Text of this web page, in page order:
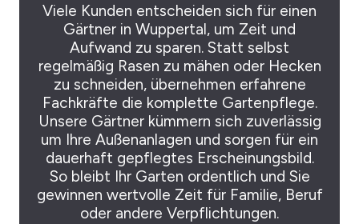
Viele Kunden entscheiden sich für einen
Gärtner in Wuppertal, um Zeit und
Aufwand zu sparen. Statt selbst
regelmäßig Rasen zu mähen oder Hecken
zu schneiden, übernehmen erfahrene
Fachkräfte die komplette Gartenpflege.
Unsere Gärtner kümmern sich zuverlässig
um Ihre Außenanlagen und sorgen für ein
dauerhaft gepflegtes Erscheinungsbild.
So bleibt Ihr Garten ordentlich und Sie
gewinnen wertvolle Zeit für Familie, Beruf
oder andere Verpflichtungen.